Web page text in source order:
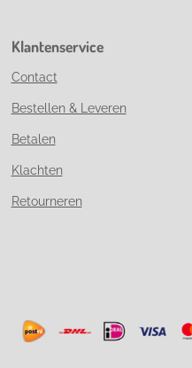
Klantenservice
Contact
Bestellen & Leveren
Betalen
Klachten
Retourneren